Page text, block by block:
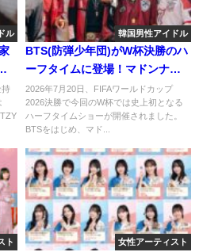
ル
持
韓国男性アイドル
BTS(防弾少年団)がW杯決勝のハ
ーフタイムに登場！マドンナや
ジャスティン・ビーバーが同じ
舞台に！
2026年7月20日、FIFAワールドカップ
2026決勝で今回のW杯では史上初となる
ハーフタイムショーが開催されました。
BTSをはじめ、マド...
ト 女性アーティスト